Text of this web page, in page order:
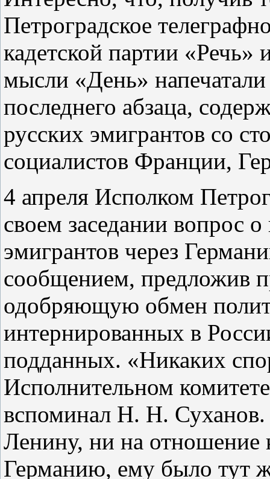
Петроградское
кадетской партии «Речь»
мысли «День» напечатали
последнего абзаца,
русских эмигрантов со
социалистов Франции,
4 апреля Исполком
своем заседании вопрос
эмигрантов через
сообщением, предложив
одобряющую обмен
интернированных в
подданных. «Никаких
Исполнительном
вспоминал Н. Н.
Ленину, ни на отношение
Германию, ему было тут